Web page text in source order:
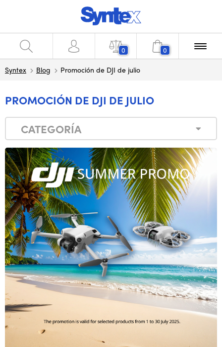
0 0
Syntex Blog Promoción de DJI de julio
PROMOCIÓN DE DJI DE JULIO
CATEGORÍA